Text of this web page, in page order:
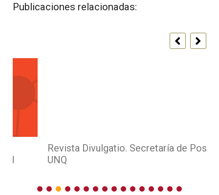
Publicaciones relacionadas:
Revista Divulgatio. Secretaría de Posgrado
UNQ